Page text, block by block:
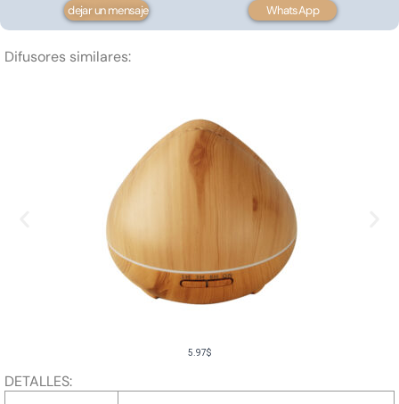
dejar un mensaje WhatsApp
Difusores similares:
5.97$
DETALLES: